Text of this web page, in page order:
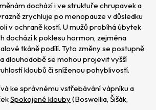
dochází i ve struktuře chrupavek a
zrychluje po menopauze v důsledku
v ochraně kostí. U mužů probíhá úbytek
dochází k poklesu hormon, zejména
tkáně podílí. Tyto změny se postupně
dlouhodobě se mohou projevit vyšší
kloubů či sníženou pohyblivostí.
ke správnému vstřebávání vápníku a
Spokojené klouby(Boswellia, Šišák,